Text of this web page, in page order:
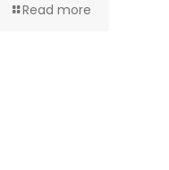
Read more